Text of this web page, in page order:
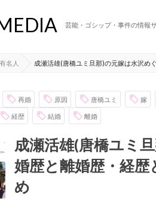
芸能・ゴシップ・事件の情報
有名人 成瀬活雄(唐橋ユミ旦那)の元嫁は水沢め
再婚 原因 唐橋ユミ 嫁
経歴 結婚 離婚
成瀬活雄(唐橋ユミ
婚歴と離婚歴・経
め